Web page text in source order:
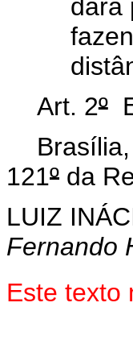
dará
Art. 2º
121º da
LUIZ
Fernando
Este texto